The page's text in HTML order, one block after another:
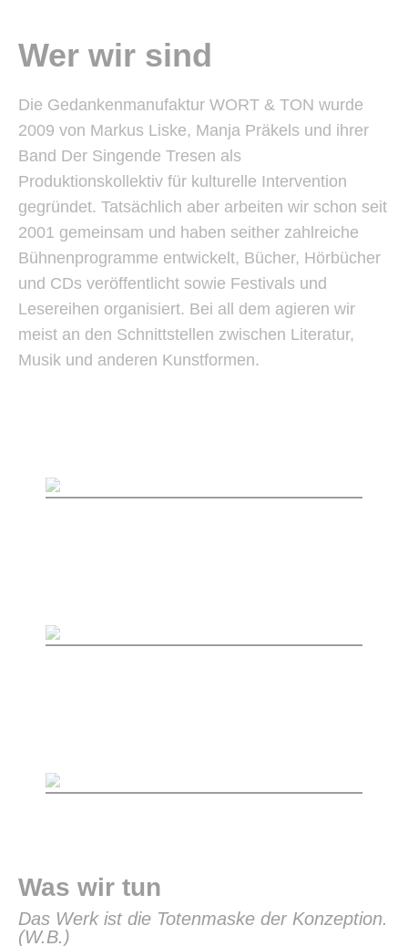
Wer wir sind
Die Gedankenmanufaktur WORT & TON wurde
2009 von Markus Liske, Manja Präkels und ihrer
Band Der Singende Tresen als
Produktionskollektiv für kulturelle Intervention
gegründet. Tatsächlich aber arbeiten wir schon seit
2001 gemeinsam und haben seither zahlreiche
Bühnenprogramme entwickelt, Bücher, Hörbücher
und CDs veröffentlicht sowie Festivals und
Lesereihen organisiert. Bei all dem agieren wir
meist an den Schnittstellen zwischen Literatur,
Musik und anderen Kunstformen.
Was wir tun
Das Werk ist die Totenmaske der Konzeption.
(W.B.)